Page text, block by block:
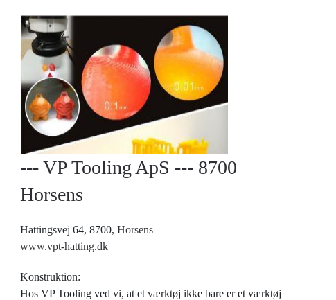
--- VP Tooling ApS --- 8700
Horsens
Hattingsvej 64, 8700, Horsens
www.vpt-hatting.dk
Konstruktion:
Hos VP Tooling ved vi, at et værktøj ikke bare er et værktøj